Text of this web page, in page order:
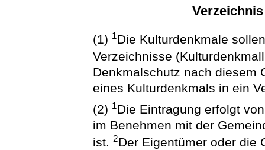
(1) 1Die Kulturdenkmale
Verzeichnisse
Denkmalschutz nach diesem
eines Kulturdenkmals in ein
(2) 1Die Eintragung erfolgt
im Benehmen mit der
ist.2Der Eigentümer oder die